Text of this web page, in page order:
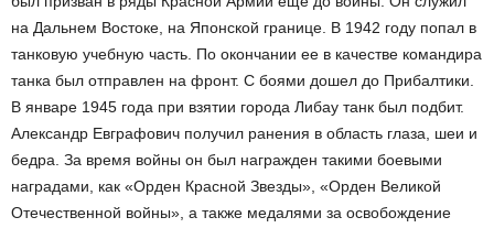
на Дальнем Востоке, на Японской границе. В 1942 году попал в
танковую учебную часть. По окончании ее в качестве командира
танка был отправлен на фронт. С боями дошел до Прибалтики.
В январе 1945 года при взятии города Либау танк был подбит.
Александр Евграфович получил ранения в область глаза, шеи и
бедра. За время войны он был награжден такими боевыми
наградами, как «Орден Красной Звезды», «Орден Великой
Отечественной войны», а также медалями за освобождение